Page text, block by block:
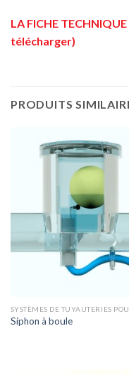
LA FICHE
télécharger)
PRODUITS
Siphon à boule